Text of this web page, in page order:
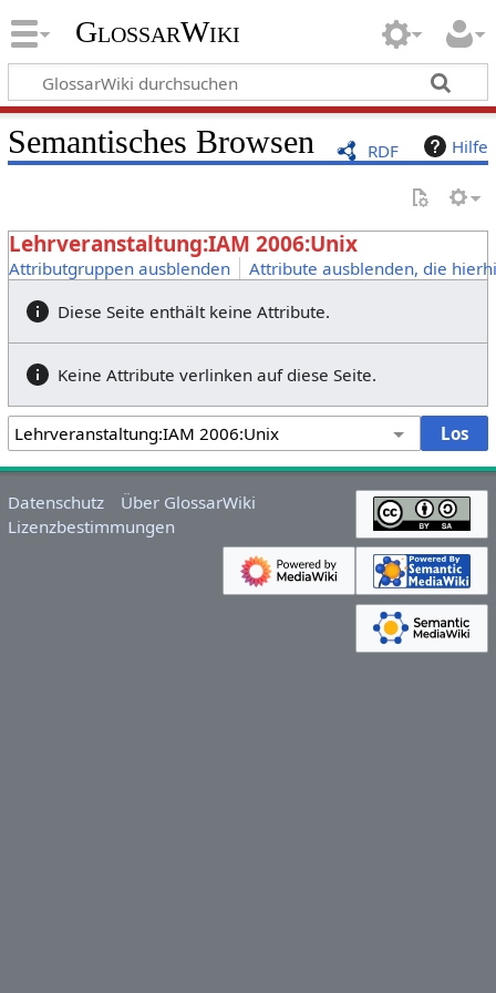
GlossarWiki
RDF Hilfe
Semantisches Browsen
Lehrveranstaltung:IAM 2006:Unix
Attributgruppen ausblenden
Attribute ausblenden, die
Diese Seite enthält keine Attribute.
Keine Attribute verlinken auf diese Seite.
Datenschutz
Über GlossarWiki
Lizenzbestimmungen